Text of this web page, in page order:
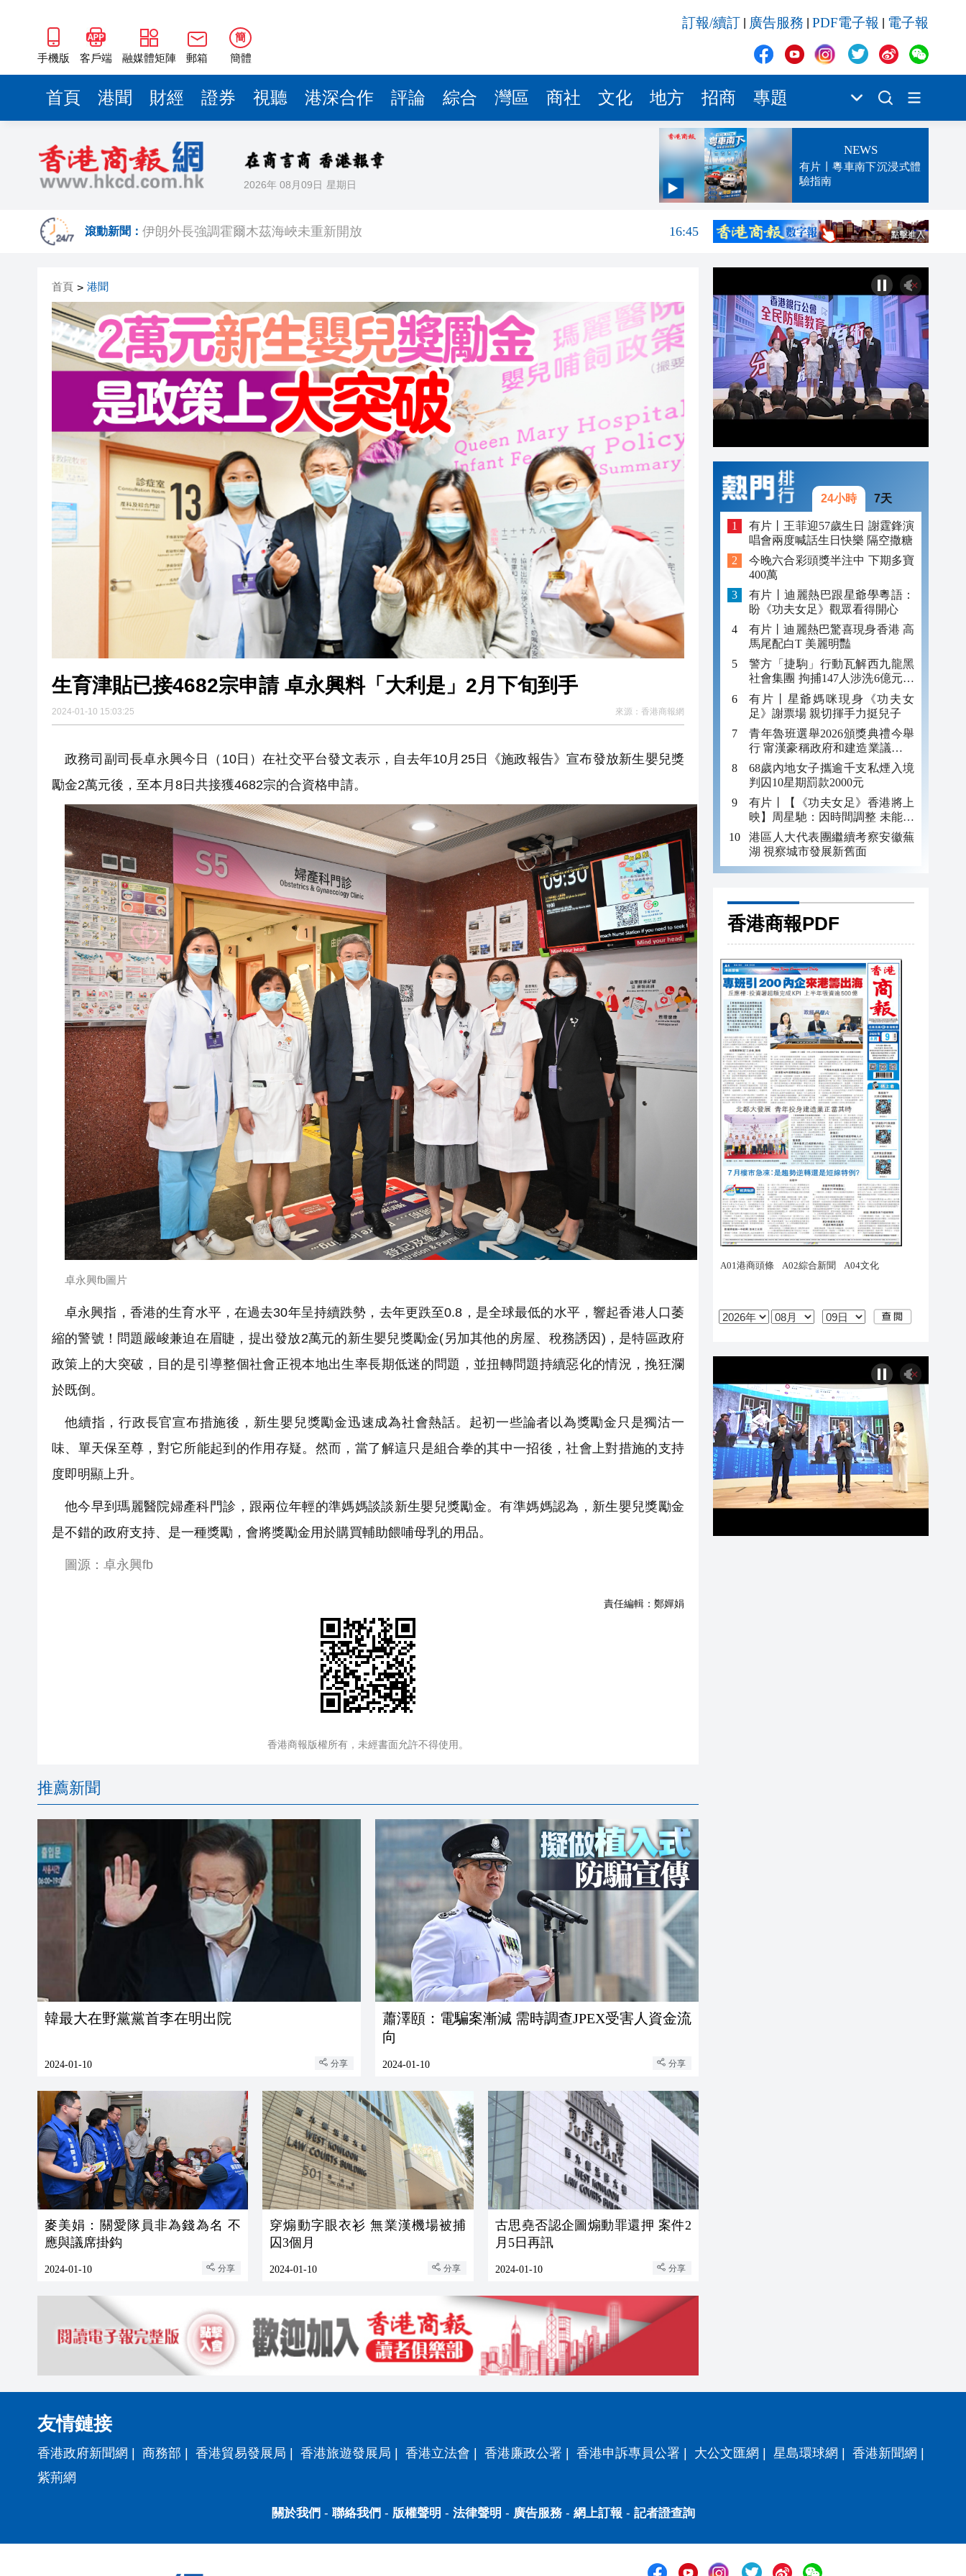
手機版 客戶端 融媒體矩陣 郵箱
簡
簡體
訂報/續訂 廣告服務 PDF電子報 電子報
首頁 港聞 財經 證券 視聽 港深合作 評論 綜合 灣區 商社 文化 地方 招商 專題
2026年 08月09日 星期日
NEWS
有片丨粵車南下沉浸式體
驗指南
滾動新聞：
16:53
伊朗外長強調霍爾木茲海峽未重新開放
16:45
巴郡：第二季淨利翻倍至256.67億美元 現金儲備降至3655億美元
16:12
丘應樺10日率團訪吉隆坡 推廣香港營商優勢
16:00
港區人大代表團安徽考察 黃錦良：皖港優勢互補 推動科創合作
香港巾幗學院成功舉辦高端論壇 AI賦新巾幗力量 打造數智女性成長新平台
15:53
首頁 > 港聞
生育津貼已接4682宗申請 卓永興料「大利是」2月下旬到手
2024-01-10 15:03:25 來源： 香港商報網
政務司副司長卓永興今 日
（10日）在社交平台發文表示，自去年10月25日《施政報告》宣布發放新生嬰兒獎
勵金2萬元後，至本月8日共接獲4682宗的合資格申請。
卓永興fb圖片
卓永興指，香港的生育水平，在過去30年呈持續跌勢，去年更跌至0.8，是全球最低的水平，響起香港人口萎
縮的警號！問題嚴峻兼迫在眉睫，提出發放2萬元的新生嬰兒獎勵金(另加其他的房屋、稅務誘因)，是特區政府
政策上的大突破，目的是引導整個社會正視本地出生率長期低迷的問題，並扭轉問題持續惡化的情況，挽狂瀾
於既倒。
他續指，行政長官宣布措施後，新生嬰兒獎勵金迅速成為社會熱話。起初一些論者以為獎勵金只是獨沽一
味、單天保至尊，對它所能起到的作用存疑。然而，當了解這只是組合拳的其中一招後，社會上對措施的支持
度即明顯上升。
他今早到瑪麗醫院婦產科門診，跟兩位年輕的準媽媽談談新生嬰兒獎勵金。有準媽媽認為，新生嬰兒獎勵金
是不錯的政府支持、是一種獎勵，會將獎勵金用於購買輔助餵哺母乳的用品。
圖源：卓永興fb
責任編輯： 鄭嬋娟
香港商報版權所有，未經書面允許不得使用。
推薦新聞
韓最大在野黨黨首李在明出院
2024-01-10 分享
蕭澤頤：電騙案漸減 需時調查JPEX受害人資金流
向
2024-01-10 分享
麥美娟：關愛隊員非為錢為名 不
應與議席掛鈎
2024-01-10 分享
穿煽動字眼衣衫 無業漢機場被捕
囚3個月
2024-01-10 分享
古思堯否認企圖煽動罪還押 案件2
月5日再訊
2024-01-10 分享
24小時 7天
有片丨王菲迎57歲生日 謝霆鋒演
唱會兩度喊話生日快樂 隔空撒糖
今晚六合彩頭獎半注中 下期多寶
400萬
有片丨迪麗熱巴跟星爺學粵語：
盼《功夫女足》觀眾看得開心
有片丨迪麗熱巴驚喜現身香港 高
馬尾配白T 美麗明豔
警方「捷駒」行動瓦解西九龍黑
社會集團 拘捕147人涉洗6億元黑
錢
有片丨星爺媽咪現身《功夫女
足》謝票場 親切揮手力挺兒子
青年魯班選舉2026頒獎典禮今舉
行 甯漢豪稱政府和建造業議會做
好培訓工作
68歲內地女子攜逾千支私煙入境
判囚10星期罰款2000元
有片丨【《功夫女足》香港將上
映】周星馳：因時間調整 未能製
作粵語版 對此深表遺憾
港區人大代表團繼續考察安徽蕪
湖 視察城市發展新舊面
香港商報PDF
友情鏈接
香港政府新聞網 | 商務部 | 香港貿易發展局 | 香港旅遊發展局 | 香港立法會 | 香港廉政公署 | 香港申訴專員公署 | 大公文匯網 | 星島環球網 | 香港新聞網 |
紫荊網
關於我們 - 聯絡我們 - 版權聲明 - 法律聲明 - 廣告服務- 網上訂報 - 記者證查詢